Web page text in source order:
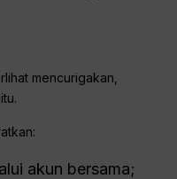
mencurigakan,
akun bersama;